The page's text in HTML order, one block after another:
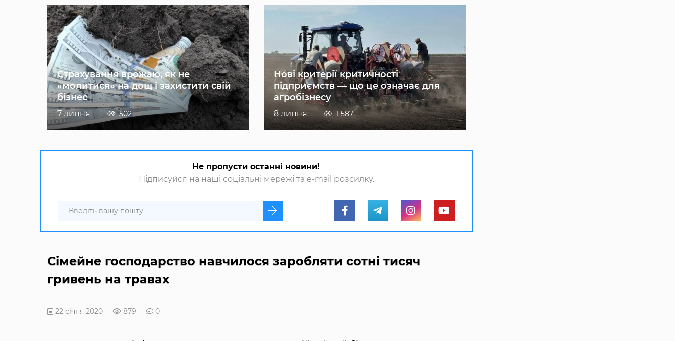
Страхування врожаю, як не
«молитися» на дощ і захистити свій
бізнес
7 липня 502
Нові критерії критичності
підприємств — що це означає для
агробізнесу
8 липня 1 587
Не пропусти останні новини!
Підписуйся на наші соціальні мережі та e-mail розсилку.
Сімейне господарство навчилося заробляти сотні тисяч
гривень на травах
22 січня 2020 879 0